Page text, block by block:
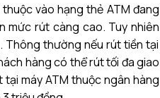
vào hạng thẻ ATM đang
mức rút càng cao. Tuy nhiên
Thông thường nếu rút tiền tại
hàng có thể rút tối đa giao
máy ATM thuộc ngân hàng